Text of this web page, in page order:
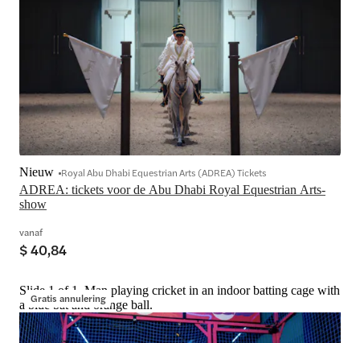
ADREA: tickets voor de Abu Dhabi Royal Equestrian Arts-
show
Nieuw Royal Abu Dhabi Equestrian Arts (ADREA) Tickets
vanaf
$ 40,84
Gratis annulering
Slide 1 of 1, Man playing cricket in an indoor batting cage with
a blue bat and orange ball.